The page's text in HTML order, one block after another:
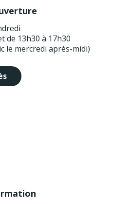
de 13h30 à 17h30
le mercredi après-midi)